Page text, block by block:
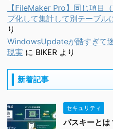
【FileMaker Pro】同じ項目
プ化して集計して別テーブル
り
WindowsUpdateが酷すぎて
現実 に BIKER より
新着記事
セキュリティ
パスキーとは